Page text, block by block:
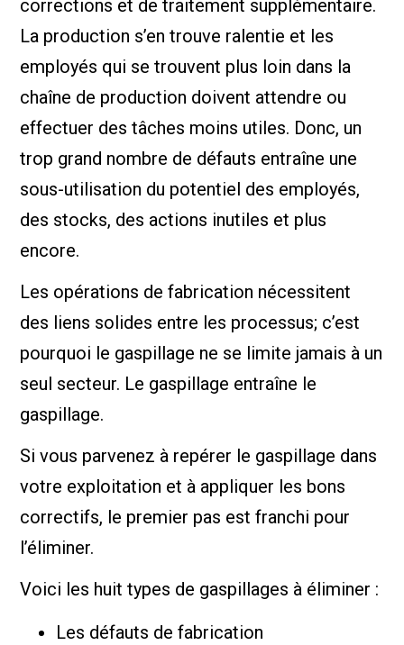
corrections et de traitement supplémentaire.
La production s’en trouve ralentie et les
employés qui se trouvent plus loin dans la
chaîne de production doivent attendre ou
effectuer des tâches moins utiles. Donc, un
trop grand nombre de défauts entraîne une
sous-utilisation du potentiel des employés,
des stocks, des actions inutiles et plus
encore.
Les opérations de fabrication nécessitent
des liens solides entre les processus; c’est
pourquoi le gaspillage ne se limite jamais à un
seul secteur. Le gaspillage entraîne le
gaspillage.
Si vous parvenez à repérer le gaspillage dans
votre exploitation et à appliquer les bons
correctifs, le premier pas est franchi pour
l’éliminer.
Voici les huit types de gaspillages à éliminer :
Les défauts de fabrication